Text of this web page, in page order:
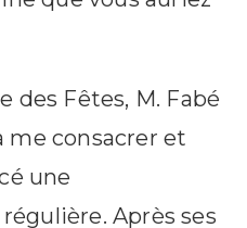
des Fêtes, M. Fabé
me consacrer et
une
Après ses